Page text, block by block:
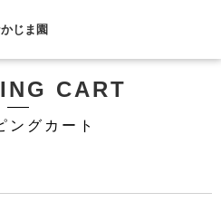
じま園
CART
ングカート